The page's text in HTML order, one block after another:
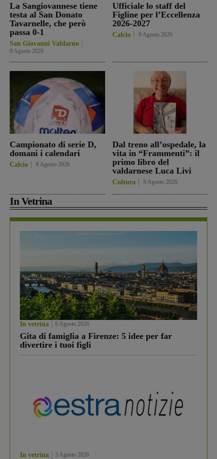
La Sangiovannese tiene
testa al San Donato
Tavarnelle, che però
passa 0-1
San Giovanni Valdarno
9 Agosto 2026
Ufficiale lo staff del
Figline per l’Eccellenza
2026-2027
Calcio 9 Agosto 2026
Campionato di serie D,
domani i calendari
Calcio 9 Agosto 2026
Dal treno all’ospedale, la
vita in “Frammenti”: il
primo libro del
valdarnese Luca Livi
Cultura 9 Agosto 2026
In Vetrina
In vetrina 6 Agosto 2026
Gita di famiglia a Firenze: 5 idee per far
divertire i tuoi figli
In vetrina 3 Agosto 2026